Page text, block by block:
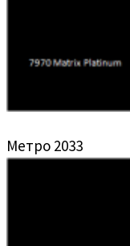
Метро 2033